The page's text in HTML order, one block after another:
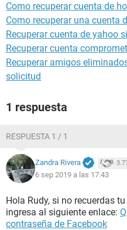
Como recuperar cuenta de
Como recuperar una cuenta
Recuperar cuenta de yahoo
Recuperar cuenta
Recuperar amigos
solicitud
1 respuesta
RESPUESTA 1 / 1
Zandra Rivera
6 sep 2019 a las 17:43
Hola Rudy, si no recuerdas
ingresa al siguiente enlace:
contraseña de Facebook